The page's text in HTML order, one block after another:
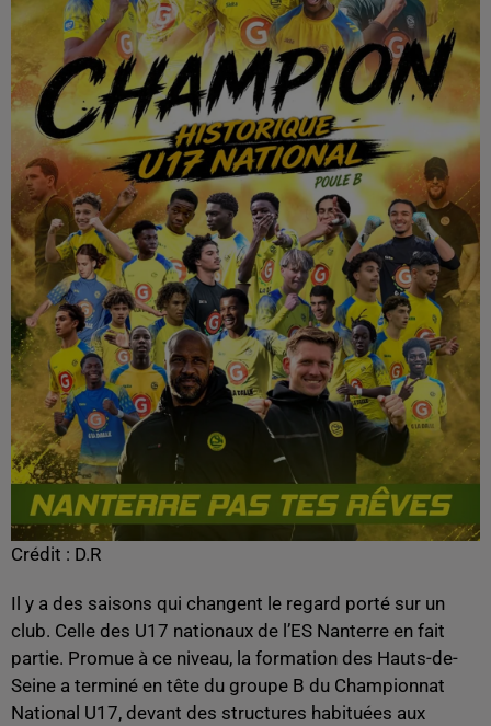
Crédit : D.R
Il y a des saisons qui changent le regard porté sur un
club. Celle des U17 nationaux de l’ES Nanterre en fait
partie. Promue à ce niveau, la formation des Hauts-de-
Seine a terminé en tête du groupe B du Championnat
National U17, devant des structures habituées aux